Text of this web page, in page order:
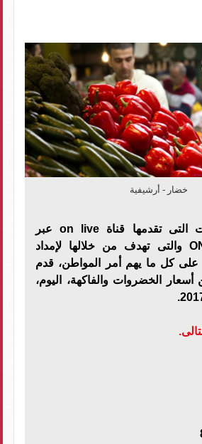
خضار - أرشيفية
استمرارا للخدمات التى تقدمها قناة on live عبر
برنامجها صباح ON والتى تهدف من خلالها لإمداد
على كل ما يهم أمر المواطن، قدم
أسعار الخضروات والفاكهة، اليوم،